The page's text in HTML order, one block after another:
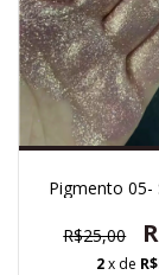
Pigmento 05-
R$25,00
2x de